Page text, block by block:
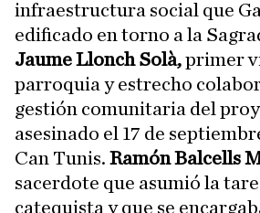
infraestructura social que
edificado en torno a la
Jaume Llonch Solà,primer
parroquia y estrecho
gestión comunitaria del
asesinado el 17 de
Can Tunis. Ramón Balcells
sacerdote que asumió la
catequista y que se